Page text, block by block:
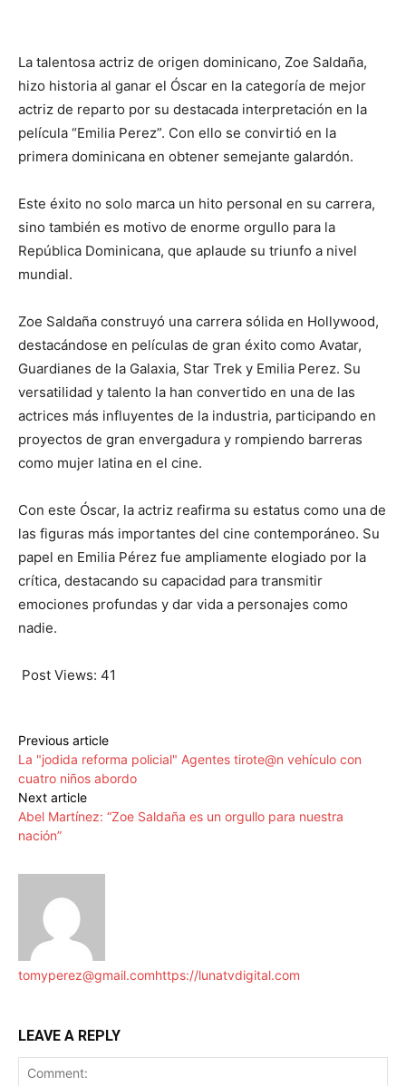
La talentosa actriz de origen dominicano, Zoe Saldaña,
hizo historia al ganar el Óscar en la categoría de mejor
actriz de reparto por su destacada interpretación en la
película “Emilia Perez”. Con ello se convirtió en la
primera dominicana en obtener semejante galardón.
Este éxito no solo marca un hito personal en su carrera,
sino también es motivo de enorme orgullo para la
República Dominicana, que aplaude su triunfo a nivel
mundial.
Zoe Saldaña construyó una carrera sólida en Hollywood,
destacándose en películas de gran éxito como Avatar,
Guardianes de la Galaxia, Star Trek y Emilia Perez. Su
versatilidad y talento la han convertido en una de las
actrices más influyentes de la industria, participando en
proyectos de gran envergadura y rompiendo barreras
como mujer latina en el cine.
Con este Óscar, la actriz reafirma su estatus como una de
las figuras más importantes del cine contemporáneo. Su
papel en Emilia Pérez fue ampliamente elogiado por la
crítica, destacando su capacidad para transmitir
emociones profundas y dar vida a personajes como
nadie.
Post Views: 41
Previous article
La "jodida reforma policial" Agentes tirote@n vehículo con
cuatro niños abordo
Next article
Abel Martínez: “Zoe Saldaña es un orgullo para nuestra
nación”
tomyperez@gmail.comhttps://lunatvdigital.com
LEAVE A REPLY